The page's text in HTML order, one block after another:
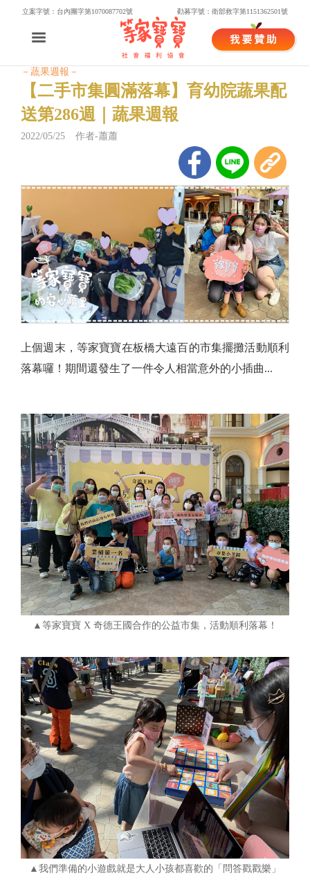
立案字號：台內團字第1070087702號 勸募字號：衛部救字第1151362501號
－蔬果週報－
【二手市集圓滿落幕】育幼院蔬果配
送第286週｜蔬果週報
2022/05/25 作者-蕭蕭
上個週末，等家寶寶在板橋大遠百的市集擺攤活動順利
落幕囉！期間還發生了一件令人相當意外的小插曲...
▲等家寶寶 X 奇德王國合作的公益市集，活動順利落幕！
▲我們準備的小遊戲就是大人小孩都喜歡的「問答戳戳樂」